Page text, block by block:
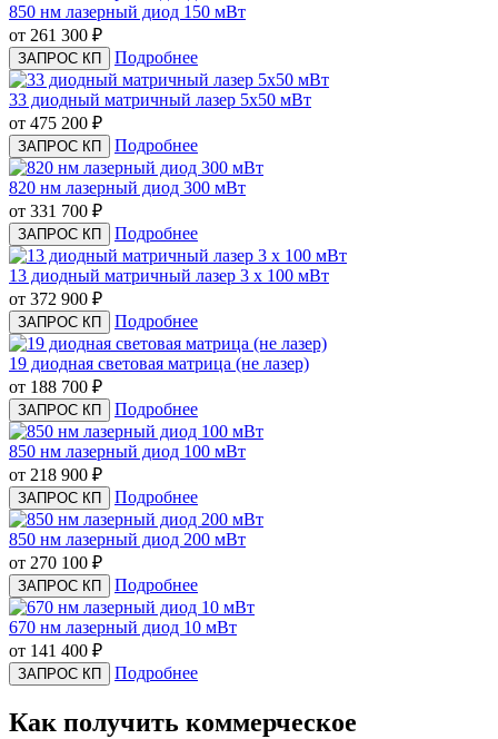
850 нм лазерный диод 150 мВт
от 261 300 ₽
ЗАПРОС КП Подробнее
33 диодный матричный лазер 5x50 мВт
от 475 200 ₽
ЗАПРОС КП Подробнее
820 нм лазерный диод 300 мВт
от 331 700 ₽
ЗАПРОС КП Подробнее
13 диодный матричный лазер 3 x 100 мВт
от 372 900 ₽
ЗАПРОС КП Подробнее
19 диодная световая матрица (не лазер)
от 188 700 ₽
ЗАПРОС КП Подробнее
850 нм лазерный диод 100 мВт
от 218 900 ₽
ЗАПРОС КП Подробнее
850 нм лазерный диод 200 мВт
от 270 100 ₽
ЗАПРОС КП Подробнее
670 нм лазерный диод 10 мВт
от 141 400 ₽
ЗАПРОС КП Подробнее
Как получить коммерческое